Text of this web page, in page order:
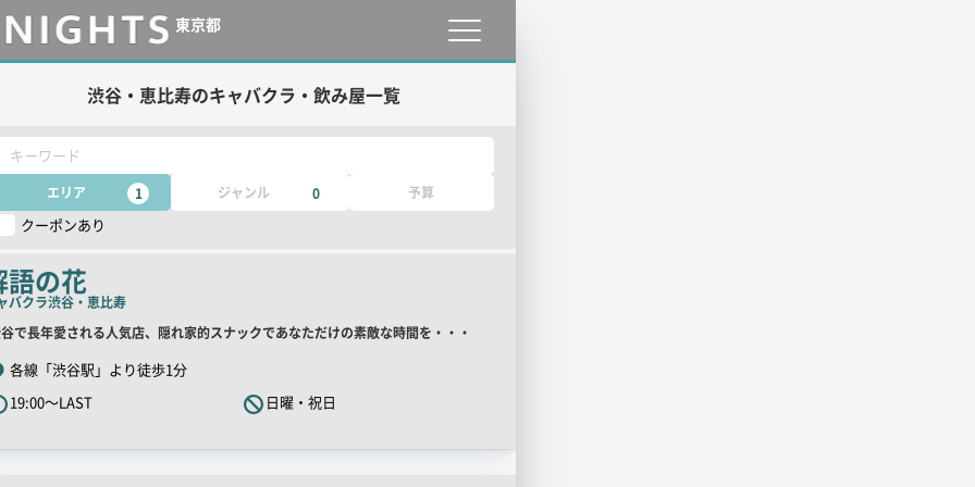
東京都
渋谷・恵比寿のキャバクラ・飲み屋一覧
キーワード
エリア 1 ジャンル 0 予算
クーポンあり
語の花
バクラ渋谷・恵比寿
で長年愛される人気店、隠れ家的スナックであなただけの素敵な時間を・・・
各線「渋谷駅」より徒歩1分
19:00～LAST
日曜・祝日